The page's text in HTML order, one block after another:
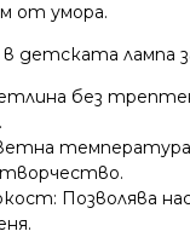
от умора.
детската лампа
без
Позволява